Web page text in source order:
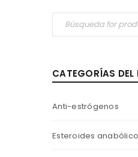
CATEGORÍAS
Anti-estrógenos
Esteroides